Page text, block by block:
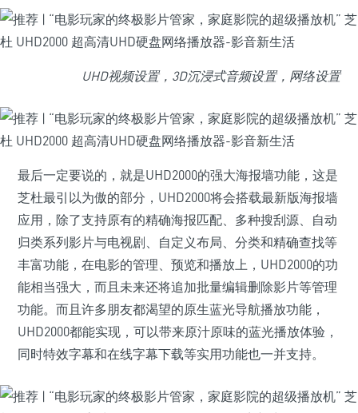
UHD视频设置，3D沉浸式音频设置，网络设置
最后一定要说的，就是UHD2000的强大海报墙功能，这是
芝杜最引以为傲的部分，UHD2000将会搭载最新版海报墙
应用，除了支持原有的精确海报匹配、多种搜刮源、自动
归类系列影片与电视剧、自定义布局、分类和精确查找等
丰富功能，在电影的管理、预览和播放上，UHD2000的功
能相当强大，而且未来还将追加批量编辑删除影片等管理
功能。而且许多朋友都渴望的原生蓝光导航播放功能，
UHD2000都能实现，可以带来原汁原味的蓝光播放体验，
同时特效字幕和在线字幕下载等实用功能也一并支持。